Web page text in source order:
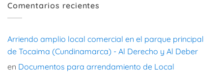
Comentarios recientes
Arriendo amplio local comercial en el parque principal
de Tocaima (Cundinamarca) - Al Derecho y Al Deber
en Documentos para arrendamiento de Local